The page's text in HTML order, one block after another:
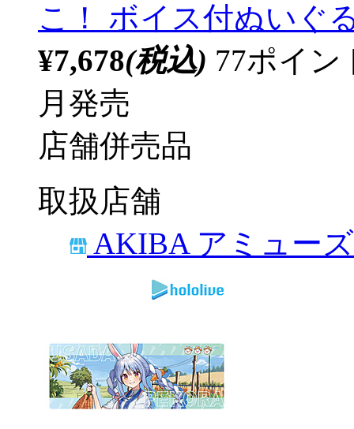
こ！ ボイス付ぬいぐ
¥7,678(税込) 77ポイ
月発売
店舗併売品
取扱店舗
AKIBA アミュー